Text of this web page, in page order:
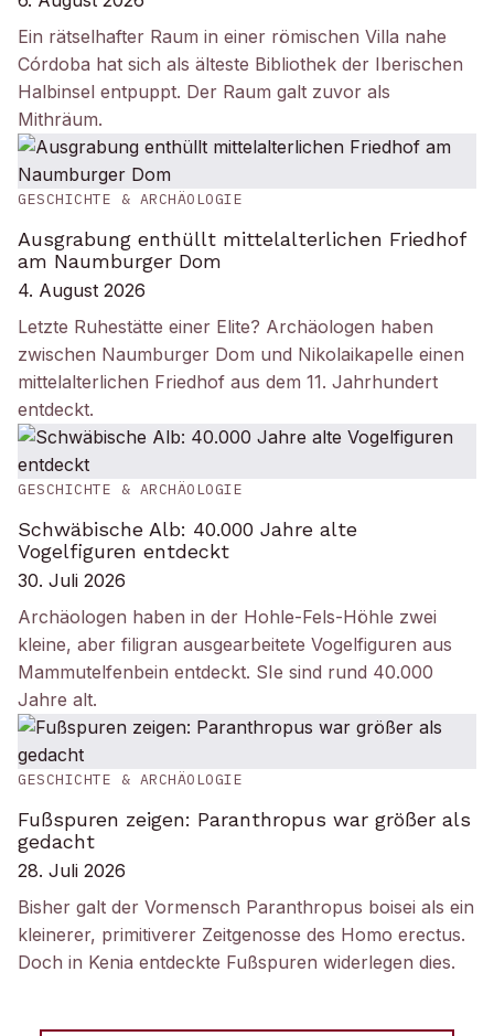
Ein rätselhafter Raum in einer römischen Villa nahe
Córdoba hat sich als älteste Bibliothek der Iberischen
Halbinsel entpuppt. Der Raum galt zuvor als
Mithräum.
GESCHICHTE & ARCHÄOLOGIE
Ausgrabung enthüllt mittelalterlichen Friedhof
am Naumburger Dom
4. August 2026
Letzte Ruhestätte einer Elite? Archäologen haben
zwischen Naumburger Dom und Nikolaikapelle einen
mittelalterlichen Friedhof aus dem 11. Jahrhundert
entdeckt.
GESCHICHTE & ARCHÄOLOGIE
Schwäbische Alb: 40.000 Jahre alte
Vogelfiguren entdeckt
30. Juli 2026
Archäologen haben in der Hohle-Fels-Höhle zwei
kleine, aber filigran ausgearbeitete Vogelfiguren aus
Mammutelfenbein entdeckt. SIe sind rund 40.000
Jahre alt.
GESCHICHTE & ARCHÄOLOGIE
Fußspuren zeigen: Paranthropus war größer als
gedacht
28. Juli 2026
Bisher galt der Vormensch Paranthropus boisei als ein
kleinerer, primitiverer Zeitgenosse des Homo erectus.
Doch in Kenia entdeckte Fußspuren widerlegen dies.